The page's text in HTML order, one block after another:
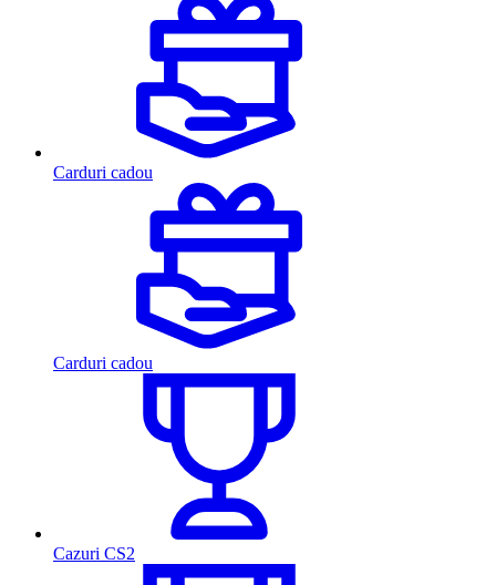
Carduri cadou
Carduri cadou
Cazuri CS2